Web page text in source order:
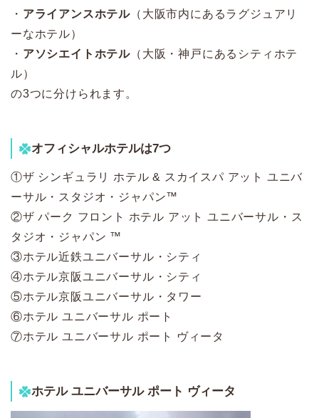
・ アライアンスホテル （大阪市内にあるラグジュアリ
ーなホテル）
・ アソシエイトホテル （大阪・神戸にあるシティホテ
ル）
の3つに分けられます。
オフィシャルホテルは7つ
①ザ シンギュラリ ホテル & スカイスパ アット ユニバ
ーサル・スタジオ・ジャパン™
②ザ パーク フロント ホテル アット ユニバーサル・ス
タジオ・ジャパン ™
③ホテル近鉄ユニバーサル・シティ
④ホテル京阪ユニバーサル・シティ
⑤ホテル京阪ユニバーサル・タワー
⑥ホテル ユニバーサル ポート
⑦ホテル ユニバーサル ポート ヴィータ
ホテル ユニバーサル ポート ヴィータ